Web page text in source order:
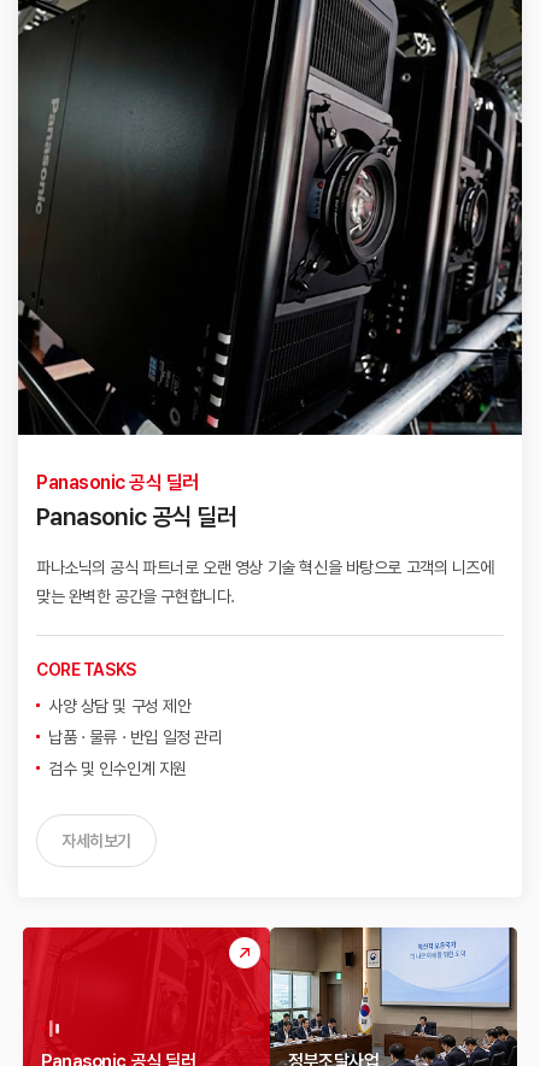
Panasonic 공식 딜러
Panasonic 공식 딜러
파나소닉의 공식 파트너로 오랜 영상 기술 혁신을 바탕으로 고객의 니즈에
맞는 완벽한 공간을 구현합니다.
CORE TASKS
사양 상담 및 구성 제안
납품 · 물류 · 반입 일정 관리
검수 및 인수인계 지원
자세히보기
Panasonic 공식 딜러 정부조달사업